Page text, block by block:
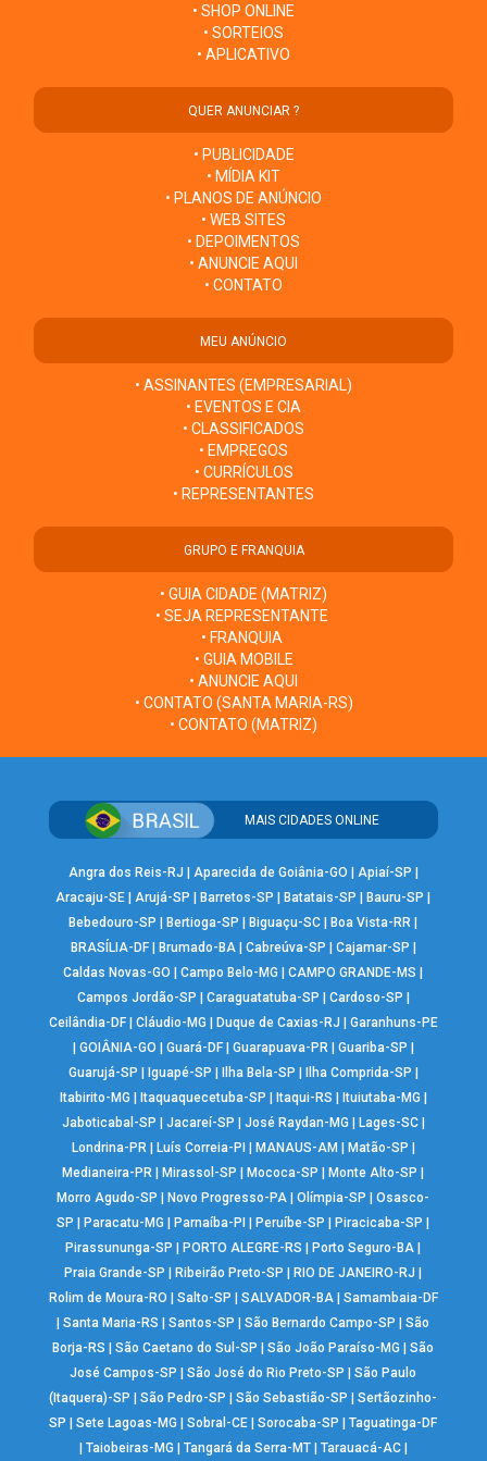
• SHOP ONLINE
• SORTEIOS
• APLICATIVO
QUER ANUNCIAR ?
• PUBLICIDADE
• MÍDIA KIT
• PLANOS DE ANÚNCIO
• WEB SITES
• DEPOIMENTOS
• ANUNCIE AQUI
• CONTATO
MEU ANÚNCIO
• ASSINANTES (EMPRESARIAL)
• EVENTOS E CIA
• CLASSIFICADOS
• EMPREGOS
• CURRÍCULOS
• REPRESENTANTES
GRUPO E FRANQUIA
• GUIA CIDADE (MATRIZ)
• SEJA REPRESENTANTE
• FRANQUIA
• GUIA MOBILE
• ANUNCIE AQUI
• CONTATO (SANTA MARIA-RS)
• CONTATO (MATRIZ)
MAIS CIDADES ONLINE
Angra dos Reis-RJ Aparecida de Goiânia-GO Apiaí-SP
Aracaju-SE |Arujá-SP Barretos-SP Batatais-SP Bauru-SP
Bebedouro-SP
Bertioga-SP Biguaçu-SC Boa Vista-RR
BRASÍLIA-DF| Brumado-BA| Cabreúva-SP Cajamar-SP
Caldas Novas-GO
|Campo Belo-MG |CAMPO GRANDE-MS
Campos Jordão-SP
Caraguatatuba-SP Cardoso-SP
Ceilândia-DF| Cláudio-MG Duque de Caxias-RJ
Garanhuns-PE
GOIÂNIA-GO Guará-DF| Guarapuava-PR| Guariba-SP
Guarujá-SP
Iguapé-SP Ilha Bela-SP Ilha Comprida-SP
Itabirito-MG
Itaquaquecetuba-SP Itaqui-RS Ituiutaba-MG
Jaboticabal-SP
Jacareí-SP José Raydan-MG Lages-SC|
Londrina-PR| Luís Correia-PI MANAUS-AM Matão-SP
Medianeira-PR
Mirassol-SP Mococa-SP Monte Alto-SP
Morro Agudo-SP
Novo Progresso-PA |Olímpia-SP |Osasco-
SP
Paracatu-MG Parnaíba-PI Peruíbe-SP Piracicaba-SP
Pirassununga-SP
PORTO ALEGRE-RS Porto Seguro-BA
Praia Grande-SP
Ribeirão Preto-SP RIO DE JANEIRO-RJ
Rolim de Moura-RO
Salto-SP SALVADOR-BA| Samambaia-DF
|Santa Maria-RS |Santos-SP |São Bernardo Campo-SP |São
Borja-RS
|São Caetano do Sul-SP |São João Paraíso-MG |São
José Campos-SP
|São José do Rio Preto-SP |São Paulo
(Itaquera)-SP
|São Pedro-SP |São Sebastião-SP |Sertãozinho-
SP
|Sete Lagoas-MG |Sobral-CE |Sorocaba-SP |Taguatinga-DF
Taiobeiras-MG Tangará da Serra-MT| Tarauacá-AC|